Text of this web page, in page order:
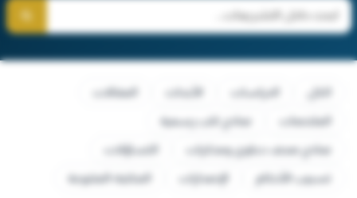
الكل الدراسات الأبحاث المقالات
الملخصات نماذج كتب رسمية
نماذج صحف دعاوي ومذكرات التساؤلات
تسبيب الأحكام الإصدارات المكتبة-المتنوعة